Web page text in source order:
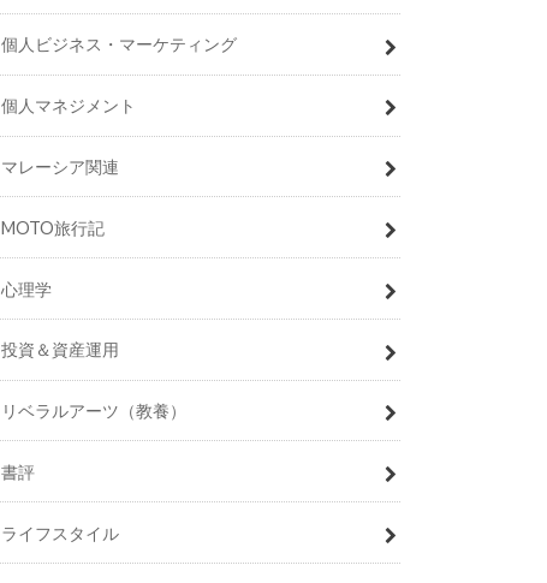
個人ビジネス・マーケティング
個人マネジメント
マレーシア関連
MOTO旅行記
心理学
投資＆資産運用
リベラルアーツ（教養）
書評
ライフスタイル